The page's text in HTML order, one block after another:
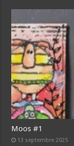
Moos #1
13 septembre 2025